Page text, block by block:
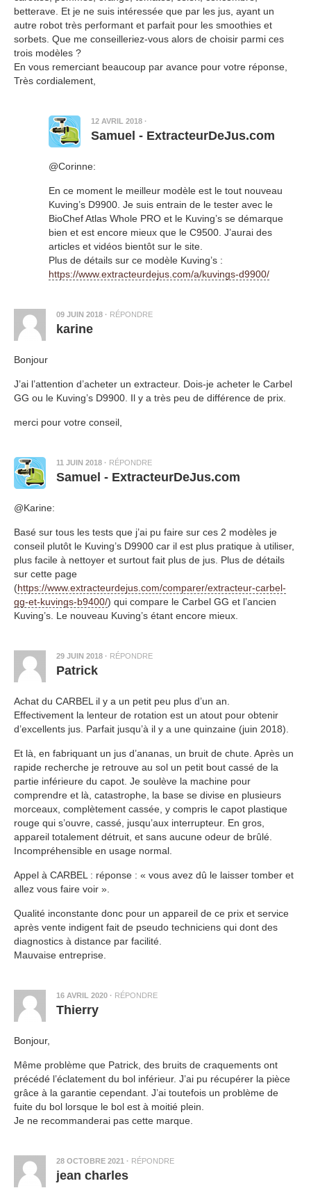
betterave. Et je ne suis intéressée que par les jus, ayant un
autre robot très performant et parfait pour les smoothies et
sorbets. Que me conseilleriez-vous alors de choisir parmi ces
trois modèles ?
En vous remerciant beaucoup par avance pour votre réponse,
Très cordialement,
12 AVRIL 2018 ·
Samuel - ExtracteurDeJus.com
@Corinne:
En ce moment le meilleur modèle est le tout nouveau
Kuving’s D9900. Je suis entrain de le tester avec le
BioChef Atlas Whole PRO et le Kuving’s se démarque
bien et est encore mieux que le C9500. J’aurai des
articles et vidéos bientôt sur le site.
Plus de détails sur ce modèle Kuving’s :
https://www.extracteurdejus.com/a/kuvings-d9900/
09 JUIN 2018 · RÉPONDRE
karine
Bonjour
J’ai l’attention d’acheter un extracteur. Dois-je acheter le Carbel
GG ou le Kuving’s D9900. Il y a très peu de différence de prix.
merci pour votre conseil,
11 JUIN 2018 · RÉPONDRE
Samuel - ExtracteurDeJus.com
@Karine:
Basé sur tous les tests que j’ai pu faire sur ces 2 modèles je
conseil plutôt le Kuving’s D9900 car il est plus pratique à utiliser,
plus facile à nettoyer et surtout fait plus de jus. Plus de détails
sur cette page
(https://www.extracteurdejus.com/comparer/extracteur-carbel-
gg-et-kuvings-b9400/) qui compare le Carbel GG et l’ancien
Kuving’s. Le nouveau Kuving’s étant encore mieux.
29 JUIN 2018 · RÉPONDRE
Patrick
Achat du CARBEL il y a un petit peu plus d’un an.
Effectivement la lenteur de rotation est un atout pour obtenir
d’excellents jus. Parfait jusqu’à il y a une quinzaine (juin 2018).
Et là, en fabriquant un jus d’ananas, un bruit de chute. Après un
rapide recherche je retrouve au sol un petit bout cassé de la
partie inférieure du capot. Je soulève la machine pour
comprendre et là, catastrophe, la base se divise en plusieurs
morceaux, complètement cassée, y compris le capot plastique
rouge qui s’ouvre, cassé, jusqu’aux interrupteur. En gros,
appareil totalement détruit, et sans aucune odeur de brûlé.
Incompréhensible en usage normal.
Appel à CARBEL : réponse : « vous avez dû le laisser tomber et
allez vous faire voir ».
Qualité inconstante donc pour un appareil de ce prix et service
après vente indigent fait de pseudo techniciens qui dont des
diagnostics à distance par facilité.
Mauvaise entreprise.
16 AVRIL 2020 · RÉPONDRE
Thierry
Bonjour,
Même problème que Patrick, des bruits de craquements ont
précédé l’éclatement du bol inférieur. J’ai pu récupérer la pièce
grâce à la garantie cependant. J’ai toutefois un problème de
fuite du bol lorsque le bol est à moitié plein.
Je ne recommanderai pas cette marque.
28 OCTOBRE 2021 · RÉPONDRE
jean charles